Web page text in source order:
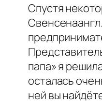
Спустя
папа» я
осталась
ней вы